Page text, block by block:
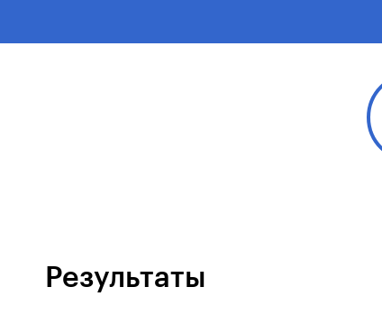
экологическое
среды для жизни в
Результаты